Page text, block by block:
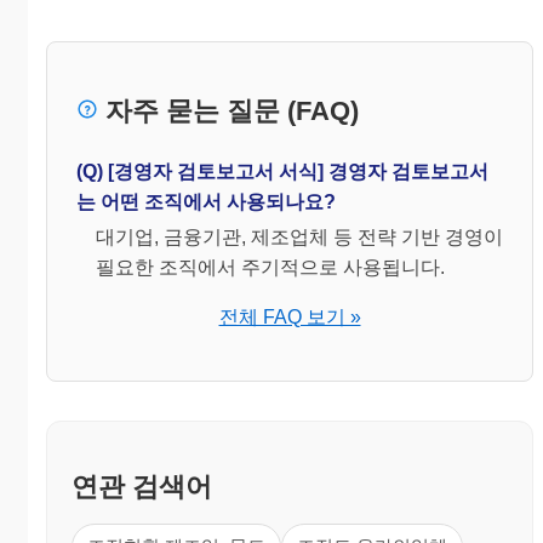
자주 묻는 질문 (FAQ)
(Q) [경영자 검토보고서 서식] 경영자 검토보고서
는 어떤 조직에서 사용되나요?
대기업, 금융기관, 제조업체 등 전략 기반 경영이
필요한 조직에서 주기적으로 사용됩니다.
전체 FAQ 보기 »
연관 검색어